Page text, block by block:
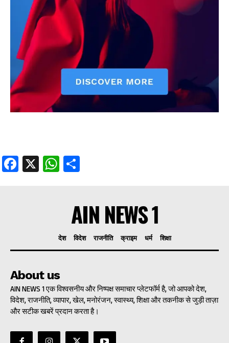
Facebook
X WhatsApp
Share
Facebook
X WhatsApp
AIN NEWS 1
देश विदेश राजनीति क्राइम धर्म शिक्षा
About us
AIN NEWS 1 एक विश्वसनीय और निष्पक्ष समाचार प्लेटफॉर्म है, जो आपको देश,
विदेश, राजनीति, व्यापार, खेल, मनोरंजन, स्वास्थ्य, शिक्षा और तकनीक से जुड़ी ताज़ा
और सटीक खबरें प्रदान करता है।